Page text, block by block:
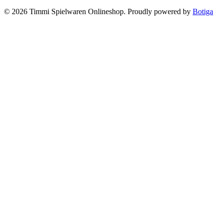
© 2026 Timmi Spielwaren Onlineshop. Proudly powered by Botiga